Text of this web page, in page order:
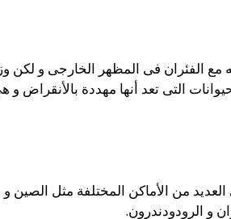
التى تعد أنها مهددة بالأنقراض و
من الأماكن المختلفة مثل الصين
و الرودودندرون.